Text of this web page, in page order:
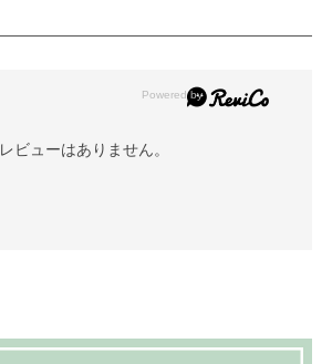
レビューはありません。